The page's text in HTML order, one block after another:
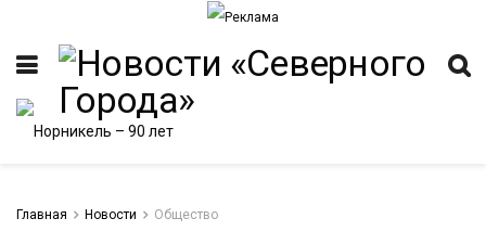
Главная Новости Общество